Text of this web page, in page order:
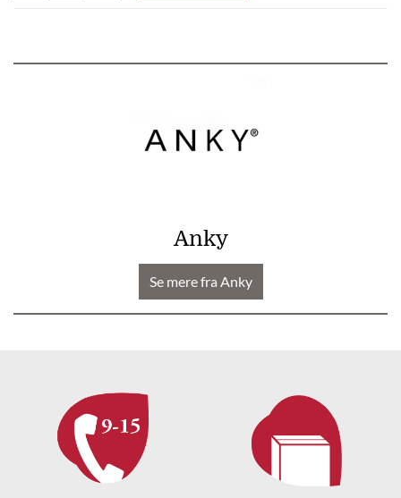
Anky
Se mere fra Anky